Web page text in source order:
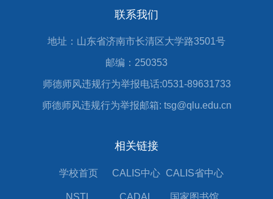
联系我们
地址：山东省济南市长清区大学路3501号
邮编：250353
师德师风违规行为举报电话:0531-89631733
师德师风违规行为举报邮箱: tsg@qlu.edu.cn
相关链接
学校首页 CALIS中心 CALIS省中心
NSTL CADAL 国家图书馆